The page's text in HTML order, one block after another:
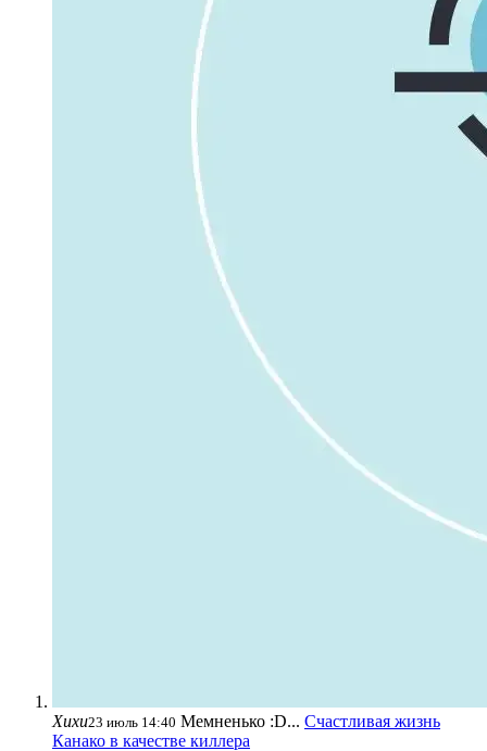
Хихи23 июль 14:40 Мемненько :D... Счастливая жизнь
Канако в качестве киллера